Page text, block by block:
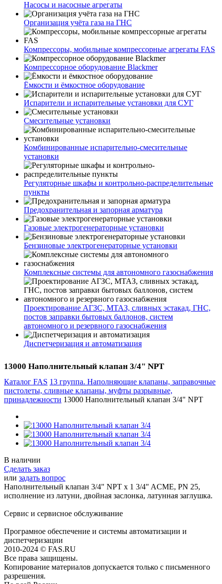
Насосы и насосные агрегаты
Организация учёта газа на ГНС
Компрессоры, мобильные компрессорные агрегаты FAS
Компрессорное оборудование Blackmer
Ёмкости и ёмкостное оборудование
Испарители и испарительные установки для СУГ
Смесительные установки
Комбинированные испарительно-смесительные
установки
Регуляторные шкафы и контрольно-распределительные
пункты
Предохранительная и запорная арматура
Газовые электрогенераторные установки
Бензиновые электрогенераторные установки
Комплексные системы для автономного газоснабжения
Проектирование АГЗС, МТАЗ, сливных эстакад, ГНС,
постов заправки бытовых баллонов, систем
автономного и резервного газоснабжения
Диспетчеризация и автоматизация
13000 Наполнительный клапан 3/4" NPT
Каталог FAS 13 группа. Наполняющие клапаны, заправочные
пистолеты, сливные клапаны, муфты разрывные,
принадлежности 13000 Наполнительный клапан 3/4" NPT
В наличии
Сделать заказ
или задать вопрос
Наполнительный клапан 3/4" NPT x 1 3/4" ACME, PN 25,
исполнение из латуни, двойная заслонка, латунная заглушка.
Сервис и сервисное обслуживание
Програмное обеспечение и системы автоматизации и
диспетчеризации
2010-2024 © FAS.RU
Все права защищены.
Копирование материалов допускается только с письменного
разрешения.